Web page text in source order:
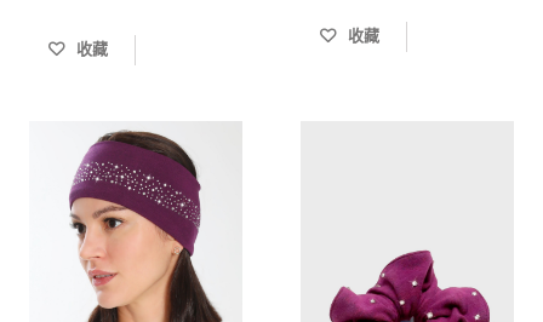
收藏
收藏